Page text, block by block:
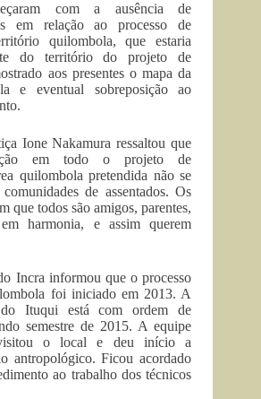
com a ausência de
em relação ao processo de
quilombola, que estaria
do território do projeto de
aos presentes o mapa da
e eventual sobreposição ao
Ione Nakamura ressaltou que
em todo o projeto de
quilombola pretendida não se
de assentados. Os
que todos são amigos, parentes,
harmonia, e assim querem
Incra informou que o processo
foi iniciado em 2013. A
do Ituqui está com ordem de
semestre de 2015. A equipe
o local e deu início a
antropológico. Ficou acordado
ao trabalho dos técnicos